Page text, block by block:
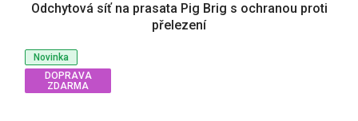
Novinka
DOPRAVA
ZDARMA
Odchytová síť na prasata Pig Brig s ochranou proti
přelezení